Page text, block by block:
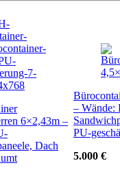
6×2,43m –
Dach
– Wände:
PU-
5.000 €